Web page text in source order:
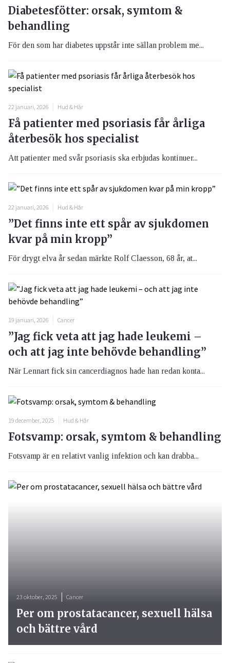
Diabetesfötter: orsak, symtom &
behandling
För den som har diabetes uppstår inte sällan problem me...
22 januari, 2026 Hud & Hår
Få patienter med psoriasis får årliga
återbesök hos specialist
Att patienter med svår psoriasis ska erbjudas kontinuer...
22 januari, 2026 Hud & Hår
”Det finns inte ett spår av sjukdomen
kvar på min kropp”
För drygt elva år sedan märkte Rolf Claesson, 68 år, at...
19 januari, 2026 Cancer
”Jag fick veta att jag hade leukemi –
och att jag inte behövde behandling”
När Lennart fick sin cancerdiagnos hade han redan konta...
19 december, 2025 Hud & Hår
Fotsvamp: orsak, symtom & behandling
Fotsvamp är en relativt vanlig infektion och kan drabba...
23 oktober, 2025 Cancer
Per om prostatacancer, sexuell hälsa
och bättre vård